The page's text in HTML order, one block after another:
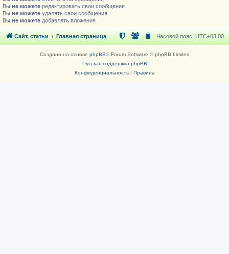
Вы не можете редактировать свои сообщения
Вы не можете удалять свои сообщения
Вы не можете добавлять вложения
Сайт, статьи Главная страница Часовой пояс: UTC+03:00
Создано на основе phpBB® Forum Software © phpBB Limited
Русская поддержка phpBB
Конфиденциальность| Правила